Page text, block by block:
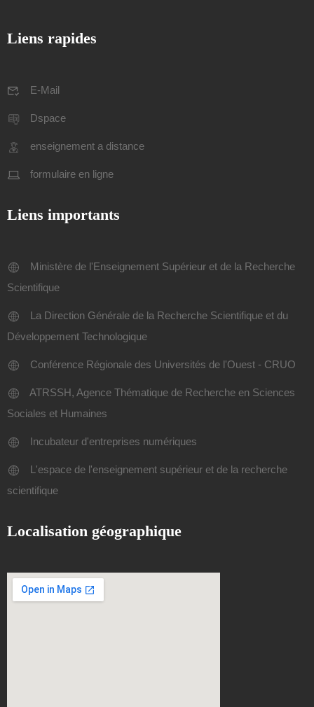
Liens rapides
E-Mail
Dspace
enseignement a distance
formulaire en ligne
Liens importants
Ministère de l'Enseignement Supérieur et de la Recherche
Scientifique
La Direction Générale de la Recherche Scientifique et du
Développement Technologique
Conférence Régionale des Universités de l'Ouest - CRUO
ATRSSH, Agence Thématique de Recherche en Sciences
Sociales et Humaines
Incubateur d'entreprises numériques
L'espace de l'enseignement supérieur et de la recherche
scientifique
Localisation géographique